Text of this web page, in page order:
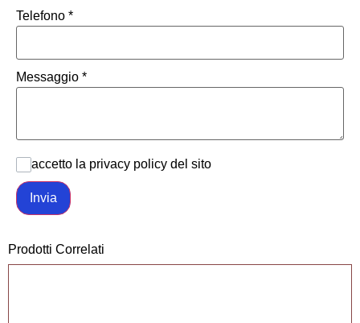
Telefono *
Messaggio *
accetto la privacy policy del sito
Invia
Prodotti Correlati